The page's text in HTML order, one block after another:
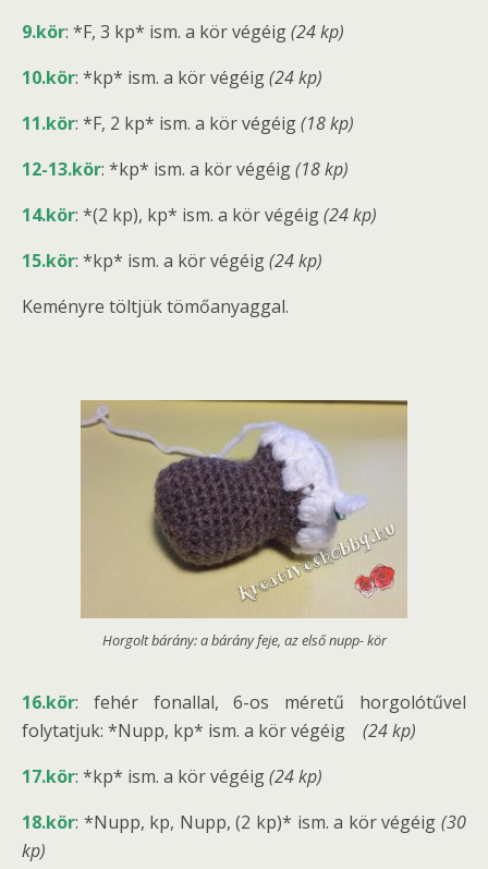
9.kör: *F, 3 kp* ism. a kör végéig(24 kp)
10.kör: *kp* ism. a kör végéig(24 kp)
11.kör: *F, 2 kp* ism. a kör végéig(18 kp)
12-13.kör: *kp* ism. a kör végéig(18 kp)
14.kör: *(2 kp), kp* ism. a kör végéig(24 kp)
15.kör: *kp* ism. a kör végéig(24 kp)
Keményre töltjük tömőanyaggal.
Horgolt bárány: a bárány feje, az első nupp- kör
16.kör: fehér fonallal, 6-os méretű horgolótűvel
folytatjuk: *Nupp, kp* ism. a kör végéig (24 kp)
17.kör: *kp* ism. a kör végéig(24 kp)
18.kör: *Nupp, kp, Nupp, (2 kp)* ism. a kör végéig (30
kp)